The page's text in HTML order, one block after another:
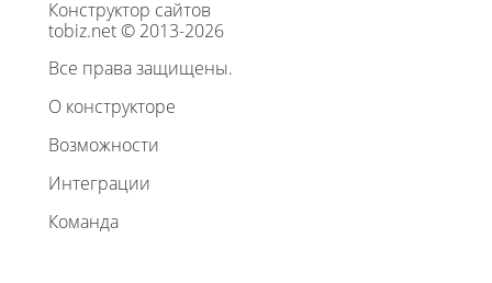
Конструктор сайтов
tobiz.net © 2013-2026
Все права защищены.
О конструкторе
Возможности
Интеграции
Команда